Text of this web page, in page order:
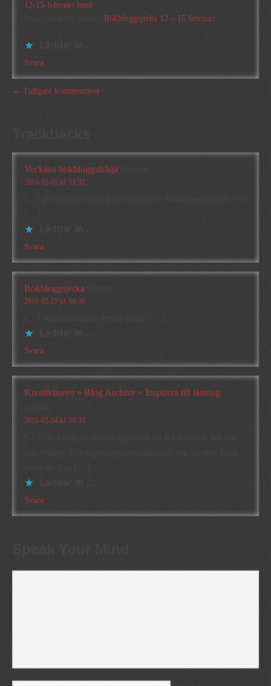
12-15-februari.html
Bokbloggsjerka 12 – 15 februari
Laddar in …
Svara
← Tidigare kommentarer
Trackbacks
Veckans bokbloggsfråga
2016-02-15 kl. 11:32
[…] Bokbloggsfråga inspirerades av Bokbloggsjerkan och
Laddar in …
Svara
Bokbloggsjerka skriver:
2016-02-15 kl. 09:30
[…] Annika undrar denna gång: […]
Laddar in …
Svara
Kreativituren » Blog Archive » Inspirera till läsning
2016-02-14 kl. 18:53
inte inlägg. Tämligen ogenomtänkt och jag ser mer fram
Laddar in …
Svara
Speak Your Mind